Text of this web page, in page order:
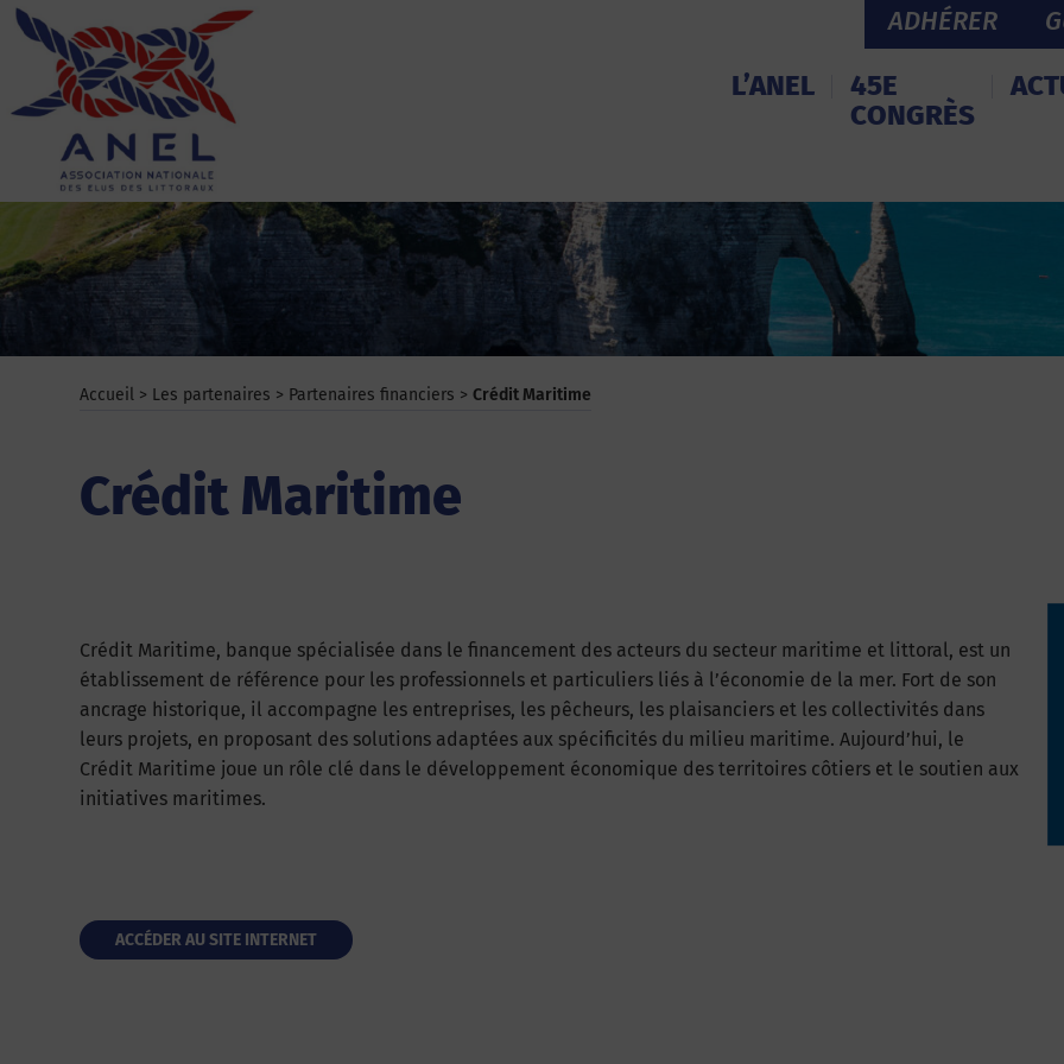
Aller
contenu
ANEL
ADHÉRER
L’ANEL
45E
CONGRÈS
Accueil > Les partenaires > Partenaires financiers > Crédit Maritime
Crédit Maritime
Crédit Maritime, banque spécialisée dans le financement des acteurs du secteur maritime et littoral, est un
établissement de référence pour les professionnels et particuliers liés à l’économie de la mer. Fort de son
ancrage historique, il accompagne les entreprises, les pêcheurs, les plaisanciers et les collectivités dans
leurs projets, en proposant des solutions adaptées aux spécificités du milieu maritime. Aujourd’hui, le
Crédit Maritime joue un rôle clé dans le développement économique des territoires côtiers et le soutien aux
initiatives maritimes.
ACCÉDER AU SITE INTERNET